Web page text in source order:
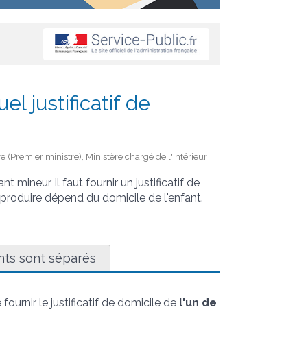
justificatif de
(Premier ministre), Ministère chargé de l'intérieur
mineur, il faut fournir un justificatif de
dépend du domicile de l'enfant.
sont séparés
le justificatif de domicile de l'un de